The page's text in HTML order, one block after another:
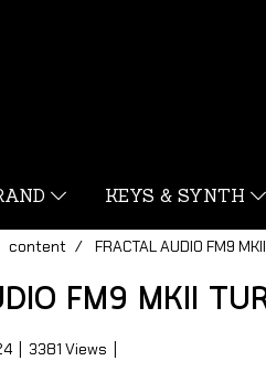
KEYS & SYNTH
content FRACTAL AUDIO FM9
FM9 MKII
3381 Views